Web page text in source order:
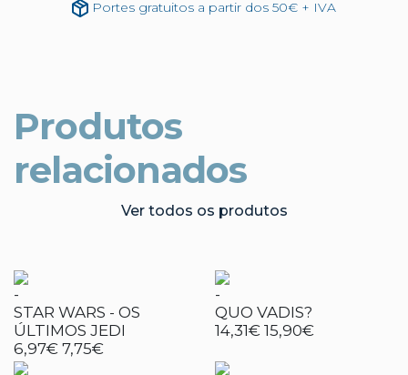
Portes gratuitos a partir dos 50€ + IVA
Produtos
relacionados
Ver todos os produtos
-
STAR WARS - OS
ÚLTIMOS JEDI
6,97€ 7,75€
-
QUO VADIS?
14,31€ 15,90€